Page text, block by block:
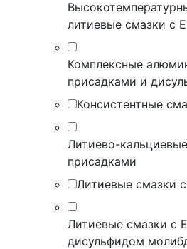
литиевые смазки с
Комплексные
присадками и
Консистентные
Литиево-
присадками
Литиевые смазки
Литиевые смазки с
дисульфидом